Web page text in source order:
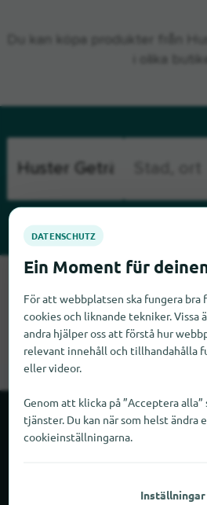
Du kan köpa produkter från
vet var Huster Getränkemärkte
meddelade
Om locabee
För att webbplatsen ska fungera bra
cookies och liknande tekniker. Vissa
andra hjälper oss att förstå hur
relevant innehåll och tillhandahålla
eller videor.
Genom att klicka på ”Acceptera
tjänster. Du kan när som helst ändra
cookieinställningarna.
Inställningar